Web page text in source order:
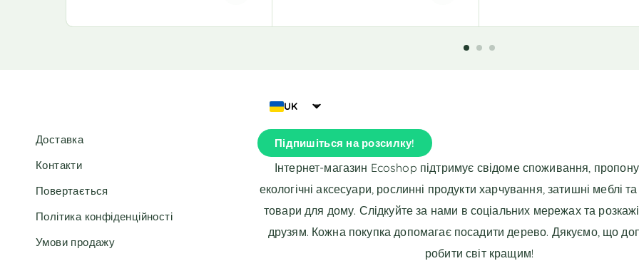
l
l
a
i
v
l
Доставка
Контакти
Повертається
Політика конфіденційності
Умови продажу
UK
Підпишіться на розсилку!
Інтернет-магазин Ecoshop підтримує свідоме споживання,
екологічні аксесуари, рослинні продукти харчування, затишні меблі
товари для дому. Слідкуйте за нами в соціальних мережах та
друзям. Кожна покупка допомагає посадити дерево. Дякуємо, що
робити світ кращим!